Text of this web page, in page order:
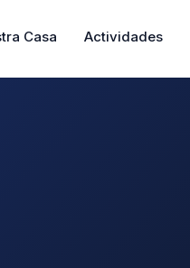
Casa Actividades